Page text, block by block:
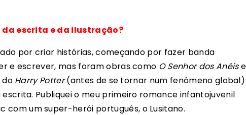
da escrita e da ilustração?
por criar histórias, começando por fazer banda
e escrever, mas foram obras como O Senhor dos Anéise
do Harry Potter(antes de se tornar num fenómeno global)
Publiquei o meu primeiro romance infantojuvenil
com um super-herói português, o Lusitano.